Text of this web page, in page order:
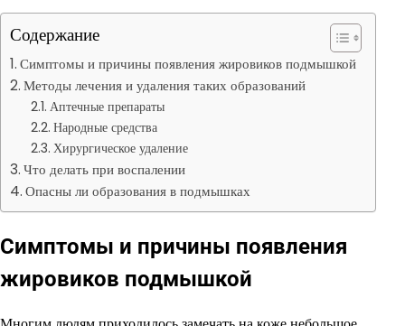
Содержание
Симптомы и причины появления жировиков подмышкой
Методы лечения и удаления таких образований
Аптечные препараты
Народные средства
Хирургическое удаление
Что делать при воспалении
Опасны ли образования в подмышках
Симптомы и причины появления
жировиков подмышкой